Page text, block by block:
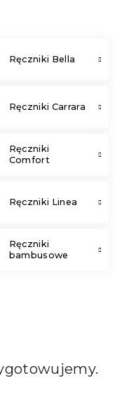
Ręczniki Bella
Ręczniki Carrara
Ręczniki
Comfort
Ręczniki Linea
Ręczniki
bambusowe